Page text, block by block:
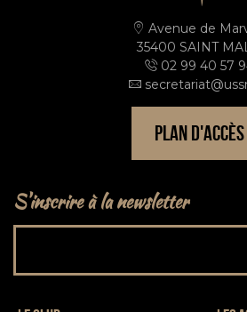
Avenue de
35400 SAINT
02 99 40 57
PLAN D'ACCÈS
S'inscrire à la newsletter